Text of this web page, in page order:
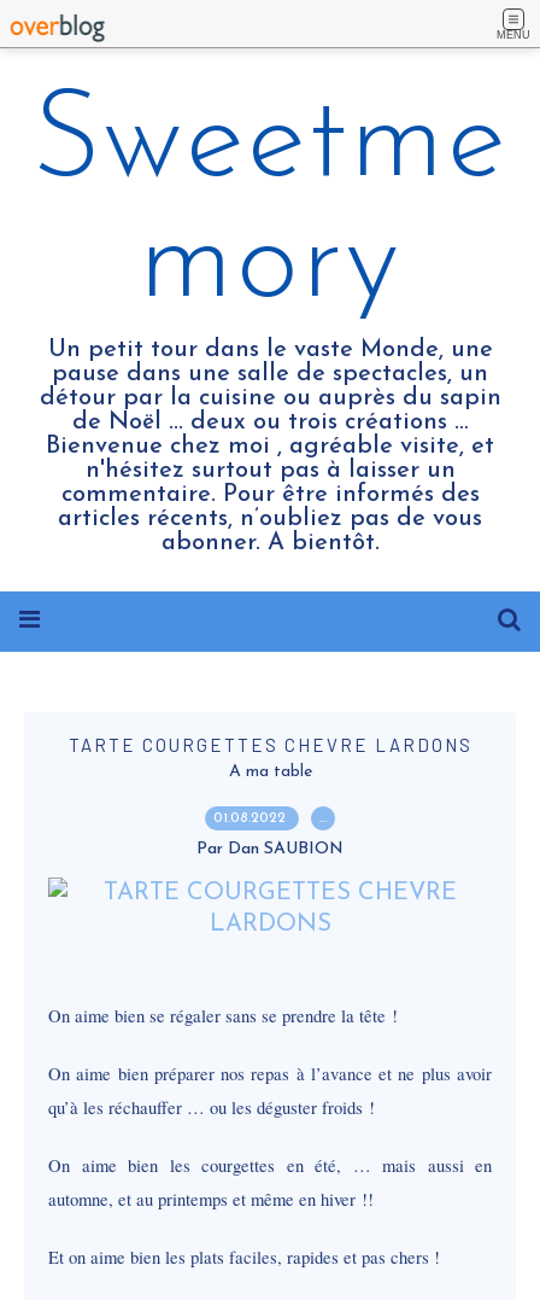
MENU
Sweetme
mory
Un petit tour dans le vaste Monde, une
pause dans une salle de spectacles, un
détour par la cuisine ou auprès du sapin
de Noël ... deux ou trois créations …
Bienvenue chez moi , agréable visite, et
n'hésitez surtout pas à laisser un
commentaire. Pour être informés des
articles récents, n’oubliez pas de vous
abonner. A bientôt.
TARTE COURGETTES CHEVRE LARDONS
A ma table
01.08.2022 …
Par Dan SAUBION
On aime bien se régaler sans se prendre la tête !
On aime bien préparer nos repas à l’avance et ne plus avoir
qu’à les réchauffer … ou les déguster froids !
On aime bien les courgettes en été, … mais aussi en
automne, et au printemps et même en hiver !!
Et on aime bien les plats faciles, rapides et pas chers !